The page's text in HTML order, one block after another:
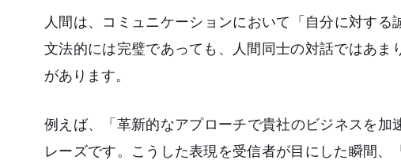
人間は、コミュニケーションにおいて「自分に対す
文法的には完璧であっても、人間同士の対話ではあ
があります。
例えば、「革新的なアプローチで貴社のビジネスを
レーズです。こうした表現を受信者が目にした瞬間